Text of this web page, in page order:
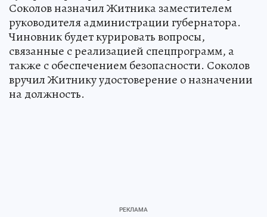
Соколов назначил Житника заместителем
руководителя администрации губернатора.
Чиновник будет курировать вопросы,
связанные с реализацией спецпрограмм, а
также с обеспечением безопасности. Соколов
вручил Житнику удостоверение о назначении
на должность.